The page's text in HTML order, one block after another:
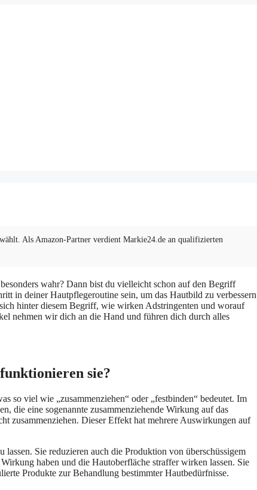
Als Amazon-Partner verdient Markie24.de an qualifizierten
wahr? Dann bist du vielleicht schon auf den Begriff
in deiner Hautpflegeroutine sein, um das Hautbild zu verbessern
hinter diesem Begriff, wie wirken Adstringenten und worauf
nehmen wir dich an die Hand und führen dich durch alles
sie?
so viel wie „zusammenziehen“ oder „festbinden“ bedeutet. Im
die eine sogenannte zusammenziehende Wirkung auf das
zusammenziehen. Dieser Effekt hat mehrere Auswirkungen auf
Sie reduzieren auch die Produktion von überschüssigem
haben und die Hautoberfläche straffer wirken lassen. Sie
Produkte zur Behandlung bestimmter Hautbedürfnisse.